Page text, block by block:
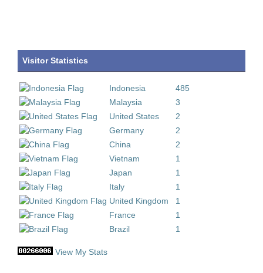
Visitor Statistics
Indonesia
485
Malaysia
3
United States
2
Germany
2
China
2
Vietnam
1
Japan
1
Italy
1
United Kingdom
1
France
1
Brazil
1
View My Stats